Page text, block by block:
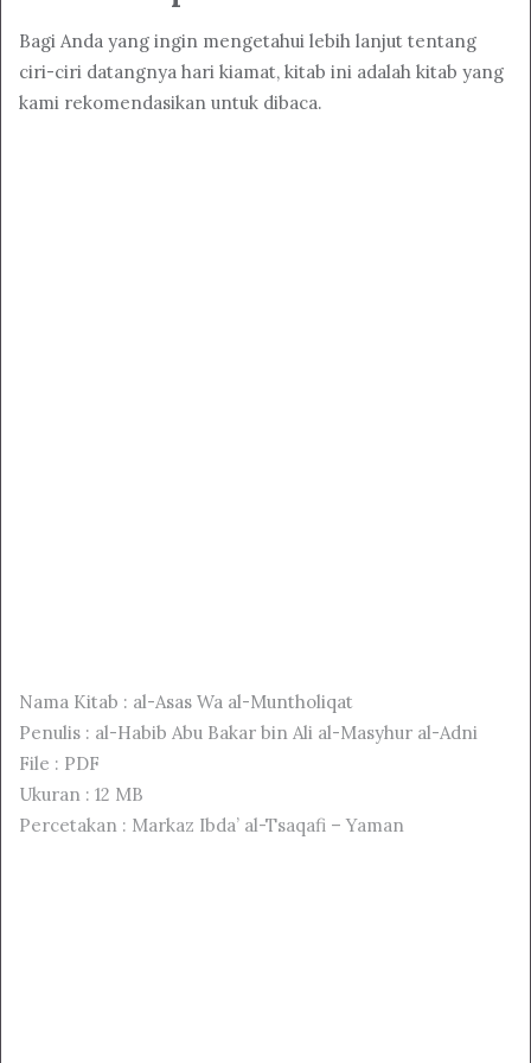
Bagi Anda yang ingin mengetahui lebih lanjut tentang
ciri-ciri datangnya hari kiamat, kitab ini adalah kitab yang
kami rekomendasikan untuk dibaca.
Nama Kitab : al-Asas Wa al-Muntholiqat
Penulis : al-Habib Abu Bakar bin Ali al-Masyhur al-Adni
File : PDF
Ukuran : 12 MB
Percetakan : Markaz Ibda’ al-Tsaqafi – Yaman